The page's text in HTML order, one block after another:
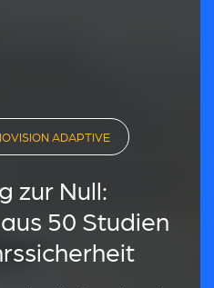
ADAPTIVE
zur Null:
50 Studien